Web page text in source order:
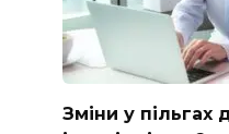
Зміни у